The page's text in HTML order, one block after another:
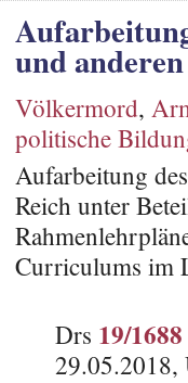
und
Völkermord,
politische
Aufarbeitung
Reich unter
Curriculums im
Drs 19/1688